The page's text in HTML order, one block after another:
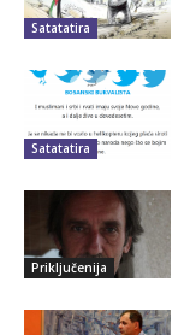
Satatatira
Satatatira
Priključenija